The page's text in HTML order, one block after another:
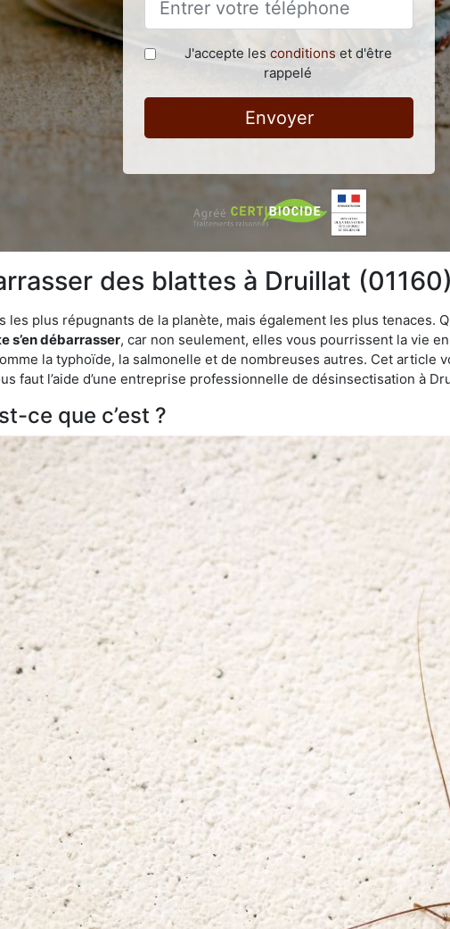
J'accepte les conditions et d'être
rappelé
Envoyer
des blattes à Druillat
plus répugnants de la planète, mais également les plus tenaces.
s’en débarrasser, car non seulement, elles vous pourrissent la vie
la typhoïde, la salmonelle et de nombreuses autres. Cet article
faut l’aide d’une entreprise professionnelle de désinsectisation à
ce que c’est ?